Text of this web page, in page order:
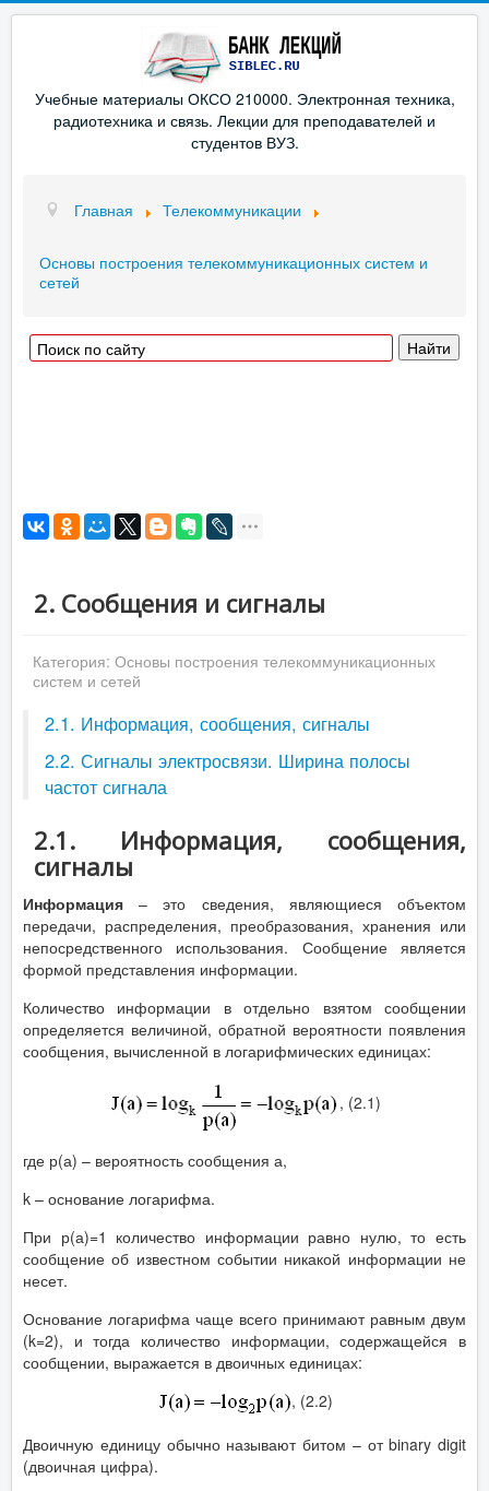
Учебные материалы ОКСО 210000. Электронная техника,
радиотехника и связь. Лекции для преподавателей и
студентов ВУЗ.
Главная Телекоммуникации
Основы построения телекоммуникационных систем и
сетей
2. Сообщения и сигналы
Категория: Основы построения телекоммуникационных
систем и сетей
2.1. Информация, сообщения, сигналы
2.2. Сигналы электросвязи. Ширина полосы
частот сигнала
2.1. Информация, сообщения,
сигналы
Информация – это сведения, являющиеся объектом
передачи, распределения, преобразования, хранения или
непосредственного использования. Сообщение является
формой представления информации.
Количество информации в отдельно взятом сообщении
определяется величиной, обратной вероятности появления
сообщения, вычисленной в логарифмических единицах:
, (2.1)
где р(а) – вероятность сообщения а,
k – основание логарифма.
При р(а)=1 количество информации равно нулю, то есть
сообщение об известном событии никакой информации не
несет.
Основание логарифма чаще всего принимают равным двум
(k=2), и тогда количество информации, содержащейся в
сообщении, выражается в двоичных единицах:
, (2.2)
Двоичную единицу обычно называют битом – от binary digit
(двоичная цифра).